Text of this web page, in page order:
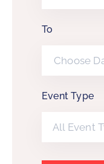
To
Event Type
All Event